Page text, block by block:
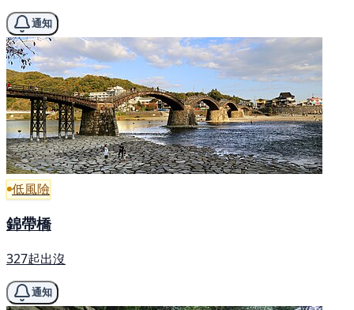
通知
低風險
錦帶橋
327起出沒
通知